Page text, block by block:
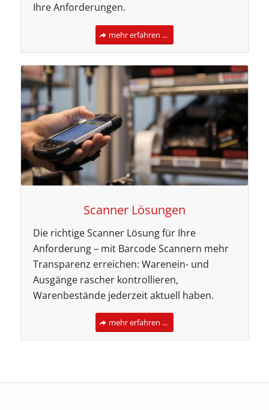
Ihre Anforderungen.
mehr erfahren ...
Scanner Lösungen
Die richtige Scanner Lösung für Ihre
Anforderung – mit Barcode Scannern mehr
Transparenz erreichen: Warenein- und
Ausgänge rascher kontrollieren,
Warenbestände jederzeit aktuell haben.
mehr erfahren ...